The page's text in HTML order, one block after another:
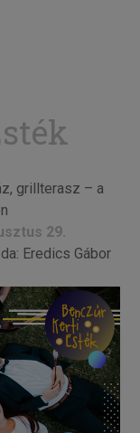
grillterasz – a
29.
Eredics Gábor